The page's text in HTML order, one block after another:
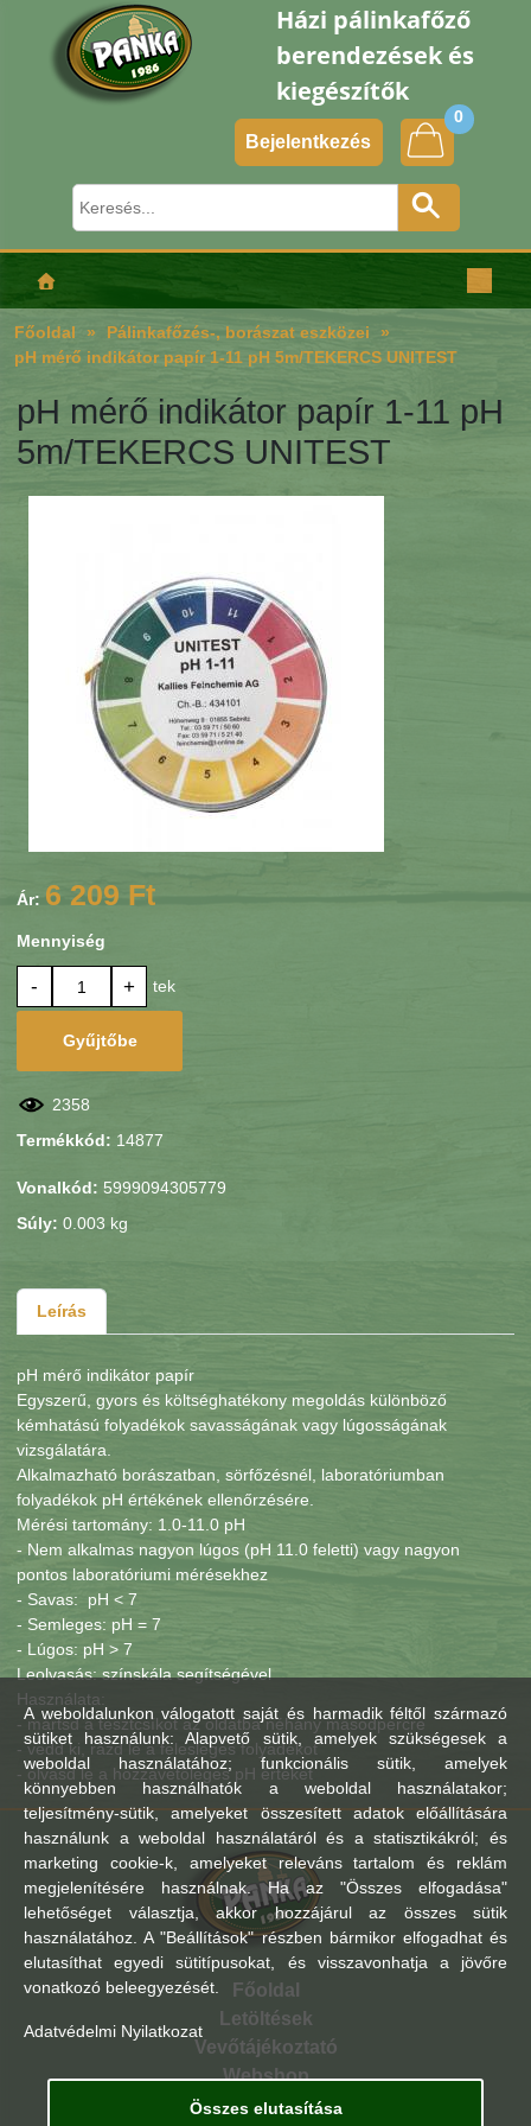
Házi pálinkafőző
berendezések és
kiegészítők
Bejelentkezés
0
Főoldal
Pálinkafőzés-, borászat eszközei
pH mérő indikátor papír 1-11 pH 5m/TEKERCS UNITEST
pH mérő indikátor papír 1-11 pH
5m/TEKERCS UNITEST
Ár: 6 209 Ft
Mennyiség
- + tek
Gyűjtőbe
2358
Termékkód: 14877
Vonalkód: 5999094305779
Súly: 0.003 kg
Leírás
pH mérő indikátor papír
Egyszerű, gyors és költséghatékony megoldás különböző
kémhatású folyadékok savasságának vagy lúgosságának
vizsgálatára.
Alkalmazható borászatban, sörfőzésnél, laboratóriumban
folyadékok pH értékének ellenőrzésére.
Mérési tartomány: 1.0-11.0 pH
- Nem alkalmas nagyon lúgos (pH 11.0 feletti) vagy nagyon
pontos laboratóriumi mérésekhez
- Savas: pH < 7
- Semleges: pH = 7
- Lúgos: pH > 7
Leolvasás: színskála segítségével
Használata:
- mártsd a tesztcsíkot az oldatba néhány másodpercre
- vedd ki, rázd le a felesleges folyadékot
- olvasd le a hozzávetőleges pH értéket
Főoldal
Letöltések
Vevőtájékoztató
Webshop
A weboldalunkon válogatott saját és harmadik féltől származó
sütiket használunk: Alapvető sütik, amelyek szükségesek a
weboldal használatához; funkcionális sütik, amelyek
könnyebben használhatók a weboldal használatakor;
teljesítmény-sütik, amelyeket összesített adatok előállítására
használunk a weboldal használatáról és a statisztikákról; és
marketing cookie-k, amelyeket releváns tartalom és reklám
megjelenítésére használnak. Ha az "Összes elfogadása"
lehetőséget választja, akkor hozzájárul az összes sütik
használatához. A "Beállítások" részben bármikor elfogadhat és
elutasíthat egyedi sütitípusokat, és visszavonhatja a jövőre
vonatkozó beleegyezését.
Adatvédelmi Nyilatkozat
Összes elutasítása